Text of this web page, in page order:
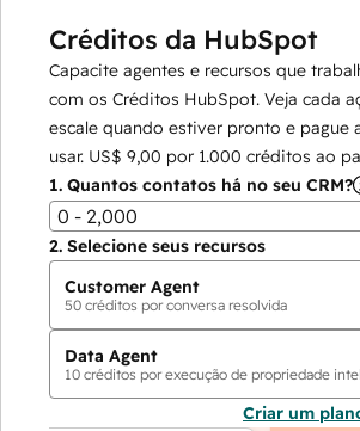
Créditos da HubSpot
Capacite agentes e recursos que
com os Créditos HubSpot. Veja cada
escale quando estiver pronto e pague
usar. US$ 9,00 por 1.000 créditos ao
1. Quantos contatos há no seu CRM?
0 - 2,000
2. Selecione seus recursos
Customer Agent
50 créditos por conversa resolvida
Data Agent
10 créditos por execução de propriedade
Criar um